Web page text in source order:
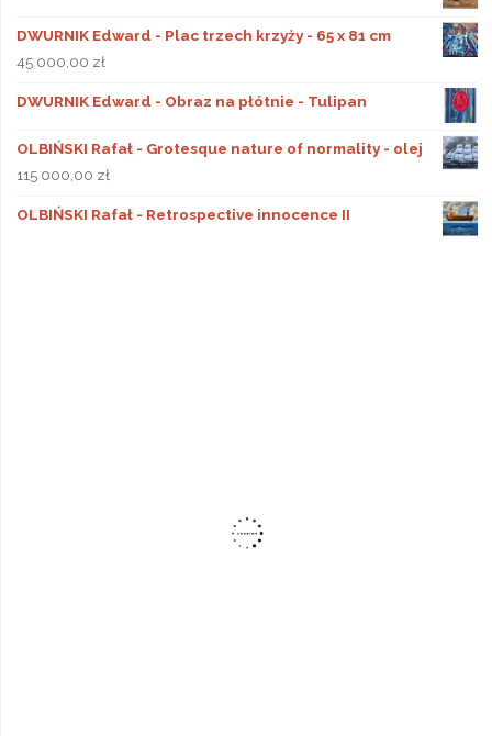
DWURNIK Edward - Plac trzech krzyży - 65 x 81 cm
45 000,00 zł
DWURNIK Edward - Obraz na płótnie - Tulipan
OLBIŃSKI Rafał - Grotesque nature of normality - olej
115 000,00 zł
OLBIŃSKI Rafał - Retrospective innocence II